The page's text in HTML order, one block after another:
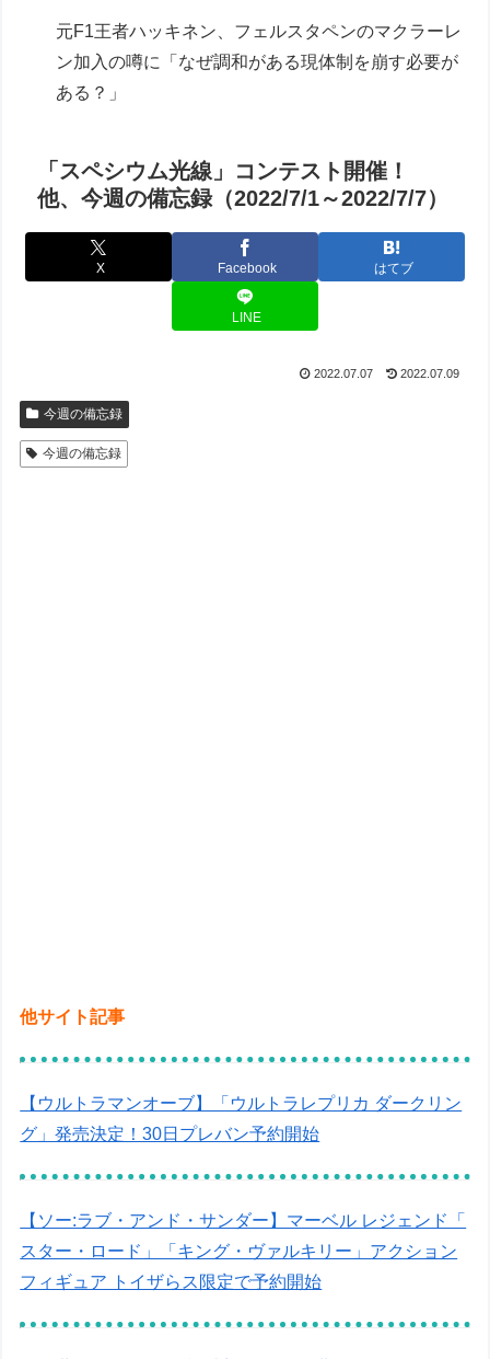
元F1王者ハッキネン、フェルスタペンのマクラーレ
ン加入の噂に「なぜ調和がある現体制を崩す必要が
ある？」
「スペシウム光線」コンテスト開催！
他、今週の備忘録（2022/7/1～2022/7/7）
X Facebook はてブ
LINE
2022.07.07 2022.07.09
今週の備忘録
今週の備忘録
他サイト記事
【ウルトラマンオーブ】「ウルトラレプリカ ダークリン
グ」発売決定！30日プレバン予約開始
【ソー:ラブ・アンド・サンダー】マーベル レジェンド「
スター・ロード」「キング・ヴァルキリー」アクション
フィギュア トイザらス限定で予約開始